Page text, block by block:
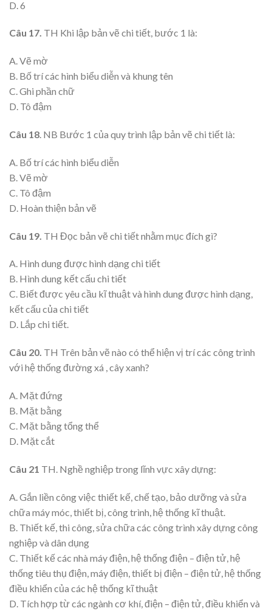
D. 6
Câu 17. TH Khi lập bản vẽ chi tiết, bước 1 là:
A. Vẽ mờ
B. Bố trí các hình biểu diễn và khung tên
C. Ghi phần chữ
D. Tô đậm
Câu 18. NB Bước 1 của quy trình lập bản vẽ chi tiết là:
A. Bố trí các hình biểu diễn
B. Vẽ mờ
C. Tô đậm
D. Hoàn thiện bản vẽ
Câu 19. TH Đọc bản vẽ chi tiết nhằm mục đích gì?
A. Hình dung được hình dạng chi tiết
B. Hình dung kết cấu chi tiết
C. Biết được yêu cầu kĩ thuật và hình dung được hình dạng,
kết cấu của chi tiết
D. Lắp chi tiết.
Câu 20. TH Trên bản vẽ nào có thể hiện vị trí các công trình
với hệ thống đường xá , cây xanh?
A. Mặt đứng
B. Mặt bằng
C. Mặt bằng tổng thể
D. Mặt cắt
Câu 21 TH. Nghề nghiệp trong lĩnh vực xây dựng:
A. Gắn liền công việc thiết kế, chế tạo, bảo dưỡng và sửa
chữa máy móc, thiết bị, công trình, hệ thống kĩ thuật.
B. Thiết kế, thi công, sửa chữa các công trình xây dựng công
nghiệp và dân dụng
C. Thiết kế các nhà máy điện, hệ thống điện – điện tử, hệ
thống tiêu thụ điện, máy điện, thiết bị điện – điện tử, hệ thống
điều khiển của các hệ thống kĩ thuật
D. Tích hợp từ các ngành cơ khí, điện – điện tử, điều khiển và